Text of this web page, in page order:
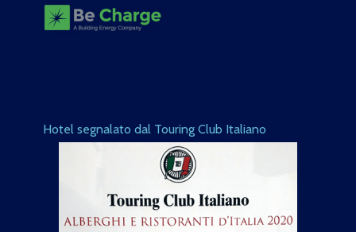
Hotel segnalato dal Touring Club Italiano